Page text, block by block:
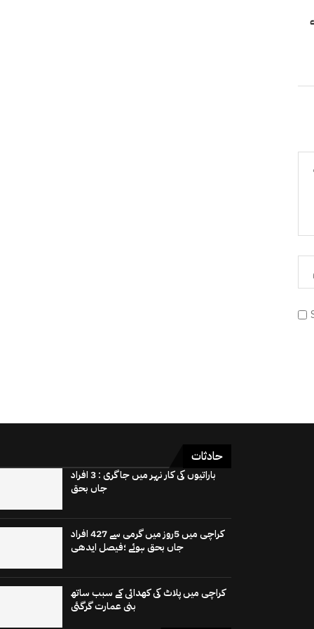
حادثات
باراتیوں کی کار نہر میں جاگری : 3 افراد
جاں بحق
کراچی میں 5روز میں گرمی سے 427 افراد
جاں بحق ہوئے ؛فیصل ایدھی
کراچی میں پلاٹ کی کھدائی کے سبب ساتھ
بنی عمارت گرگئی